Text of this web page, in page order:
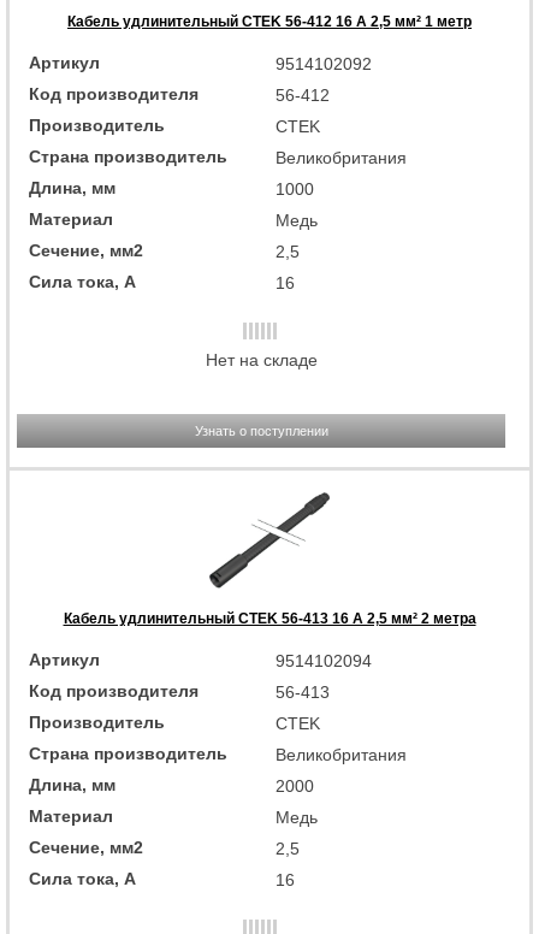
Кабель удлинительный CTEK 56-412 16 А 2,5 мм² 1 метр
Артикул
9514102092
Код производителя
56-412
Производитель
CTEK
Страна производитель
Великобритания
Длина, мм
1000
Материал
Медь
Сечение, мм2
2,5
Сила тока, А
16
Нет на складе
Узнать о поступлении
Кабель удлинительный CTEK 56-413 16 А 2,5 мм² 2 метра
Артикул
9514102094
Код производителя
56-413
Производитель
CTEK
Страна производитель
Великобритания
Длина, мм
2000
Материал
Медь
Сечение, мм2
2,5
Сила тока, А
16